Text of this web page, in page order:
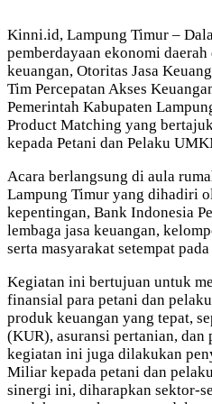
Kinni.id, Lampung Timur –
pemberdayaan ekonomi
keuangan, Otoritas Jasa
Tim Percepatan Akses
Pemerintah Kabupaten
Product Matching yang
kepada Petani dan Pelaku
Acara berlangsung di aula
Lampung Timur yang dihadiri
kepentingan, Bank Indonesia
lembaga jasa keuangan,
serta masyarakat setempat
Kegiatan ini bertujuan untuk
finansial para petani dan
produk keuangan yang tepat,
(KUR), asuransi pertanian, dan
kegiatan ini juga dilakukan
Miliar kepada petani dan
sinergi ini, diharapkan sektor-